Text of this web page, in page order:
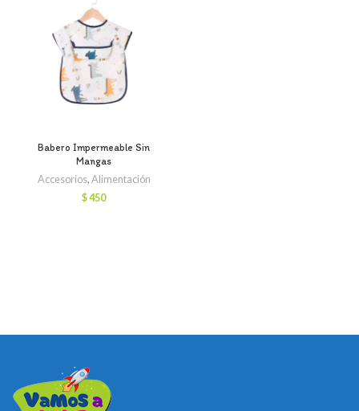
Babero Impermeable Sin
Mangas
Accesorios, Alimentación
$450